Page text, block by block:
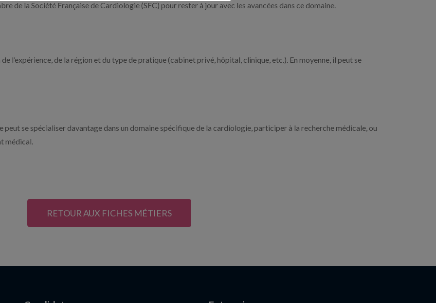
de la Société Française de Cardiologie (SFC) pour rester à jour avec les avancées dans ce domaine.
l’expérience, de la région et du type de pratique (cabinet privé, hôpital, clinique, etc.). En moyenne, il peut se
peut se spécialiser davantage dans un domaine spécifique de la cardiologie, participer à la recherche médicale, ou
médical.
RETOUR AUX FICHES MÉTIERS